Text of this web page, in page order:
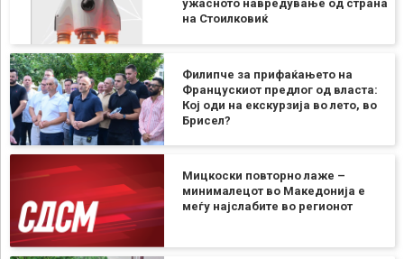
ужасното навредување од страна
на Стоилковиќ
Филипче за прифаќањето на
Францускиот предлог од власта:
Кој оди на екскурзија во лето, во
Брисел?
Мицкоски повторно лаже –
минималецот во Македонија е
меѓу најслабите во регионот